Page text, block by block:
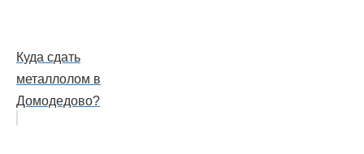
Куда сдать
металлолом в
Домодедово?